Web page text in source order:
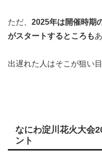
ただ、 2025年は開催時期
がスタートするところも
出遅れた人はそこが狙い目
なにわ淀川花火大会
ント